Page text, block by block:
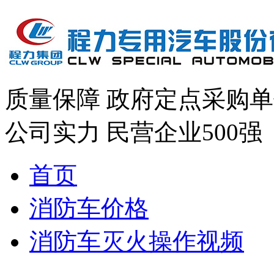
质量保障 政府定点采购
公司实力 民营企业500强
首页
消防车价格
消防车灭火操作视频